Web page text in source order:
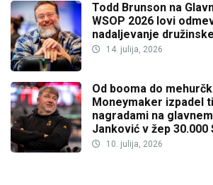
Todd Brunson na
WSOP 2026 lovi
nadaljevanje
14. julija, 2026
Od booma do
Moneymaker izpadel
nagradami na
Janković v žep 30.000
10. julija, 2026